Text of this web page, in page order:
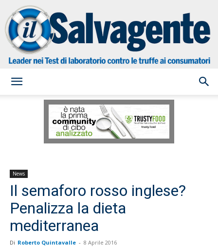
Salvagente
News
Il semaforo rosso inglese?
Penalizza la dieta
mediterranea
Di Roberto Quintavalle - 8 Aprile 2016